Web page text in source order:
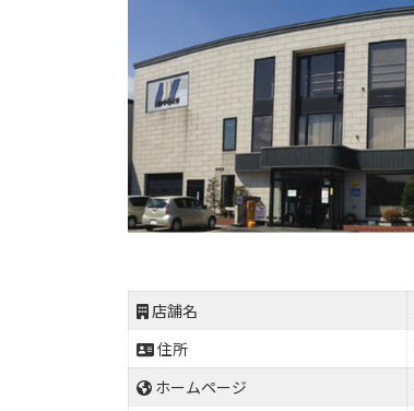
店舗名
住所
ホームページ